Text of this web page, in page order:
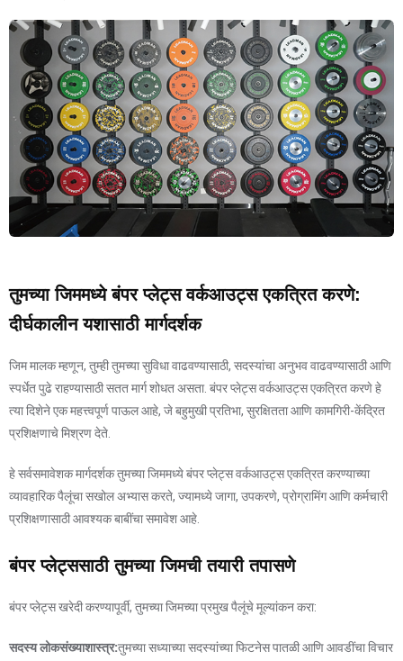
तुमच्या जिममध्ये बंपर प्लेट्स वर्कआउट्स एकत्रित करणे:
दीर्घकालीन यशासाठी मार्गदर्शक
जिम मालक म्हणून, तुम्ही तुमच्या सुविधा वाढवण्यासाठी, सदस्यांचा अनुभव वाढवण्यासाठी आणि
स्पर्धेत पुढे राहण्यासाठी सतत मार्ग शोधत असता. बंपर प्लेट्स वर्कआउट्स एकत्रित करणे हे
त्या दिशेने एक महत्त्वपूर्ण पाऊल आहे, जे बहुमुखी प्रतिभा, सुरक्षितता आणि कामगिरी-केंद्रित
प्रशिक्षणाचे मिश्रण देते.
हे सर्वसमावेशक मार्गदर्शक तुमच्या जिममध्ये बंपर प्लेट्स वर्कआउट्स एकत्रित करण्याच्या
व्यावहारिक पैलूंचा सखोल अभ्यास करते, ज्यामध्ये जागा, उपकरणे, प्रोग्रामिंग आणि कर्मचारी
प्रशिक्षणासाठी आवश्यक बाबींचा समावेश आहे.
बंपर प्लेट्ससाठी तुमच्या जिमची तयारी तपासणे
बंपर प्लेट्स खरेदी करण्यापूर्वी, तुमच्या जिमच्या प्रमुख पैलूंचे मूल्यांकन करा:
सदस्य लोकसंख्याशास्त्र:तुमच्या सध्याच्या सदस्यांच्या फिटनेस पातळी आणि आवडींचा विचार